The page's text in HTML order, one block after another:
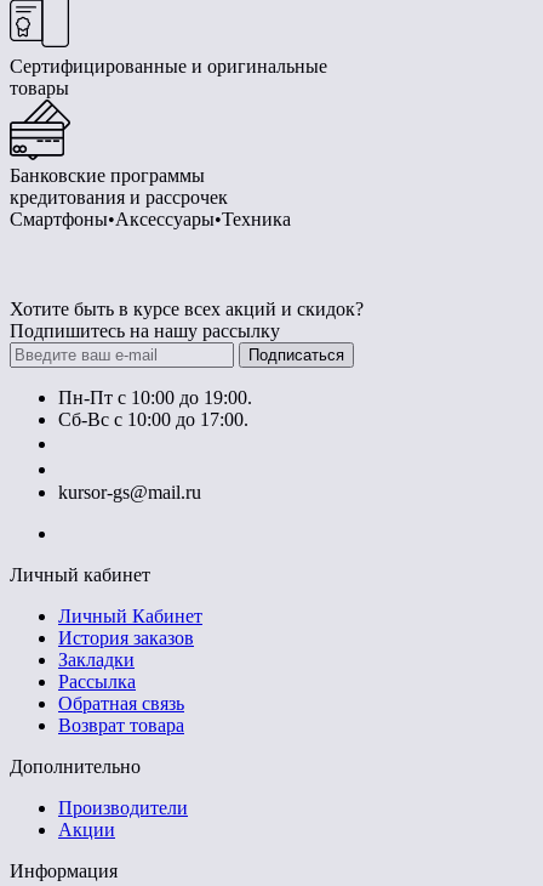
Сертифицированные и оригинальные
товары
Банковские программы
кредитования и рассрочек
Смартфоны•Аксессуары•Техника
Хотите быть в курсе всех акций и скидок?
Подпишитесь на нашу рассылку
Подписаться
Пн-Пт с 10:00 до 19:00.
Сб-Вс с 10:00 до 17:00.
kursor-gs@mail.ru
Личный кабинет
Личный Кабинет
История заказов
Закладки
Рассылка
Обратная связь
Возврат товара
Дополнительно
Производители
Акции
Информация